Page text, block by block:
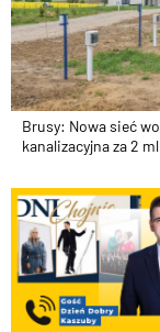
Brusy: Nowa sieć
kanalizacyjna za 2